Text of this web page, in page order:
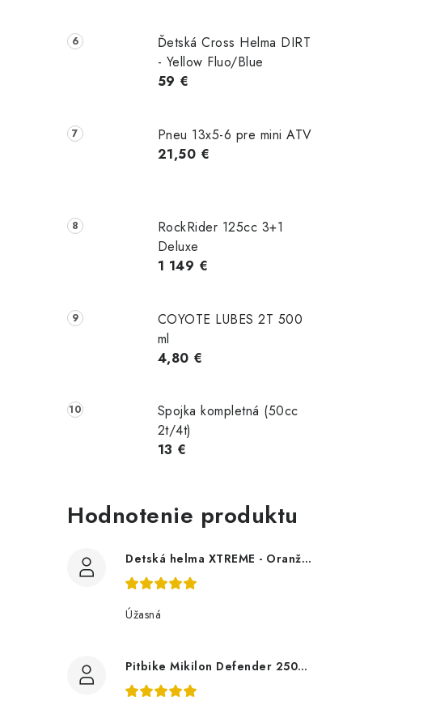
Ďetská Cross Helma DIRT
- Yellow Fluo/Blue
59 €
Pneu 13x5-6 pre mini ATV
21,50 €
RockRider 125cc 3+1
Deluxe
1 149 €
COYOTE LUBES 2T 500
ml
4,80 €
Spojka kompletná (50cc
2t/4t)
13 €
Hodnotenie produktu
Detská helma XTREME - Oranžová
Úžasná
Pitbike Mikilon Defender 250RR 21/18 - Oranžová